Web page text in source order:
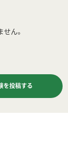
ん。
を投稿する